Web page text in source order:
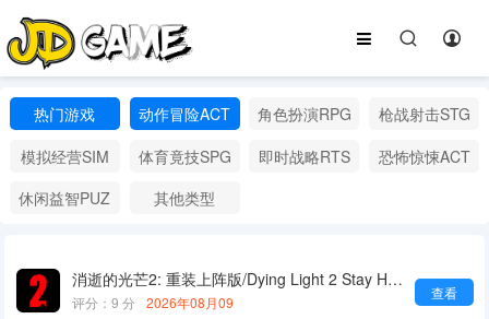
热门游戏 动作冒险ACT 角色扮演RPG
枪战射击STG
模拟经营SIM
体育竟技SPG 即时战略RTS
恐怖惊悚ACT
休闲益智PUZ
其他类型
消逝的光芒2: 重装上阵版/Dying Light 2 Stay Human: Reloaded Edition
查看
评分：9 分 2026年08月09